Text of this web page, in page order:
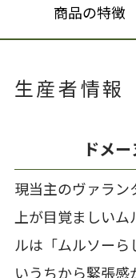
商品の特徴
生産者情報
ドメ
現当主のヴァラ
上が目覚ましいム
ルは「ムルソーら